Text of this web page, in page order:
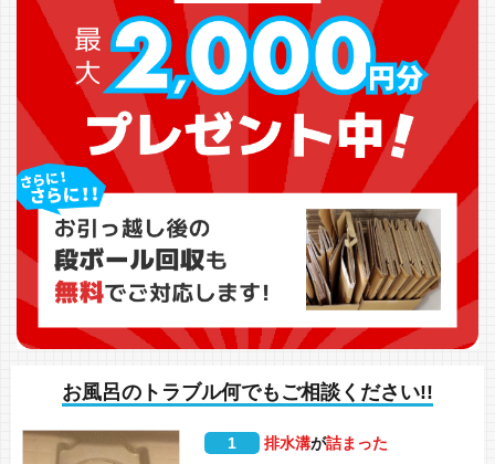
お風呂のトラブル何でもご相談ください!!
1 排水溝が詰まった